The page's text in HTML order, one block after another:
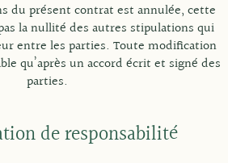
du présent contrat est annulée, cette
la nullité des autres stipulations qui
entre les parties. Toute modification
qu’après un accord écrit et signé des
parties.
de responsabilité